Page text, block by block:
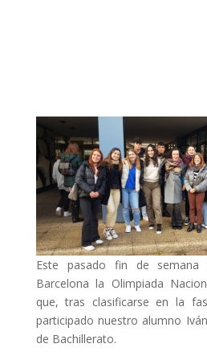
Este pasado fin de
Barcelona la Olimpiada
que, tras clasificarse en la
participado nuestro alumno
de Bachillerato.